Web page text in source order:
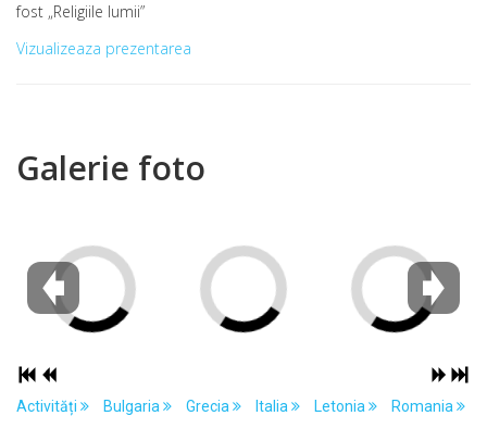
fost „Religiile lumii”
Vizualizeaza prezentarea
Galerie foto
Activități Bulgaria Grecia Italia Letonia Romania